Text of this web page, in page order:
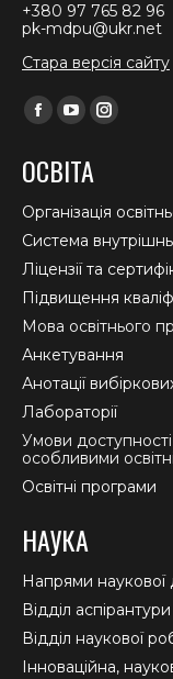
+380 97 765 82 96
pk-mdpu@ukr.net
Стара версія сайту
Find us on:
Facebook
opens
in
new
window
YouTube
opens
in
new
window
Instagram
in
new
window
ОСВІТА
Організація
Система
Ліцензії та
Підвищення
Мова освітнього
Анкетування
Анотації
Лабораторії
Умови
особливими
Освітні програми
НАУКА
Напрями наукової
Відділ
Відділ наукової
Інноваційна,